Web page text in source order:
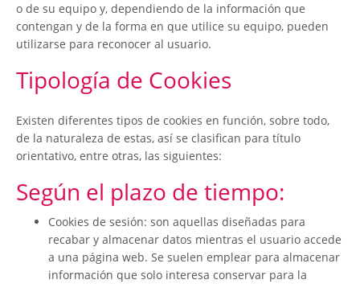
o de su equipo y, dependiendo de la información que
contengan y de la forma en que utilice su equipo, pueden
utilizarse para reconocer al usuario.
Tipología de Cookies
Existen diferentes tipos de cookies en función, sobre todo,
de la naturaleza de estas, así se clasifican para título
orientativo, entre otras, las siguientes:
Según el plazo de tiempo:
Cookies de sesión: son aquellas diseñadas para
recabar y almacenar datos mientras el usuario accede
a una página web. Se suelen emplear para almacenar
información que solo interesa conservar para la